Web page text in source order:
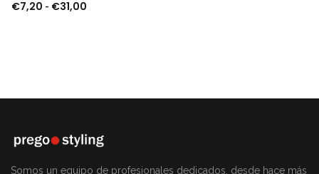
€7,20 - €31,00Rango de precios: desde €7,20 hasta €31,00
Somos un equipo de profesionales dedicados, desde hace más